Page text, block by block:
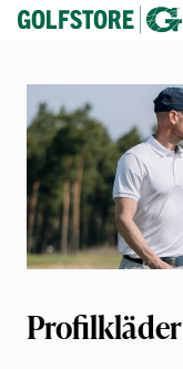
Profilkläder